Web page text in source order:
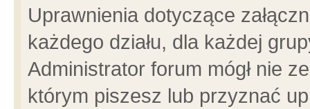
Uprawnienia dotyczące
każdego działu, dla każdej
Administrator forum mógł nie
którym piszesz lub przyznać